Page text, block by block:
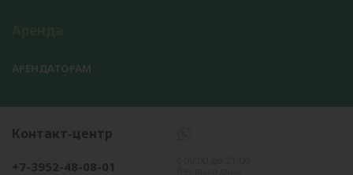
АРЕНДАТОРАМ
Контакт-центр
+7-3952-48-08-01